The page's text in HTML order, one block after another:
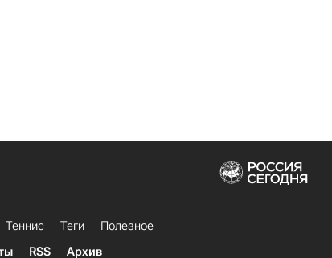
Теннис Теги
Полезное
RSS Архив